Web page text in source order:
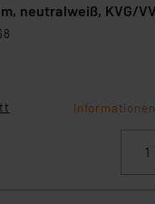
neutralweiß, KVG/